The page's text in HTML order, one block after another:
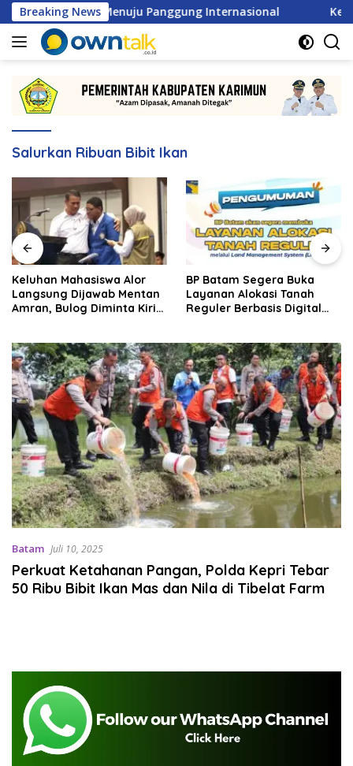
Langsung
ke
konten
Breaking News
2026 Menuju Panggung Internasional Keluhan
Salurkan Ribuan Bibit Ikan
Keluhan Mahasiswa Alor
Langsung Dijawab Mentan
Amran, Bulog Diminta Kirim
BP Batam Segera Buka
Layanan Alokasi Tanah
Reguler Berbasis Digital
Batam Juli 10, 2025
Perkuat Ketahanan Pangan, Polda Kepri Tebar
50 Ribu Bibit Ikan Mas dan Nila di Tibelat Farm